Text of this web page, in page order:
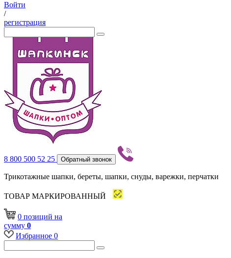
Войти
/
регистрация
8 800 500 52 25 Обратный звонок
Трикотажные шапки, береты, шапки, снуды, варежки, перчатки
ТОВАР МАРКИРОВАННЫЙ
0 позиций на
сумму 0
Избранное 0